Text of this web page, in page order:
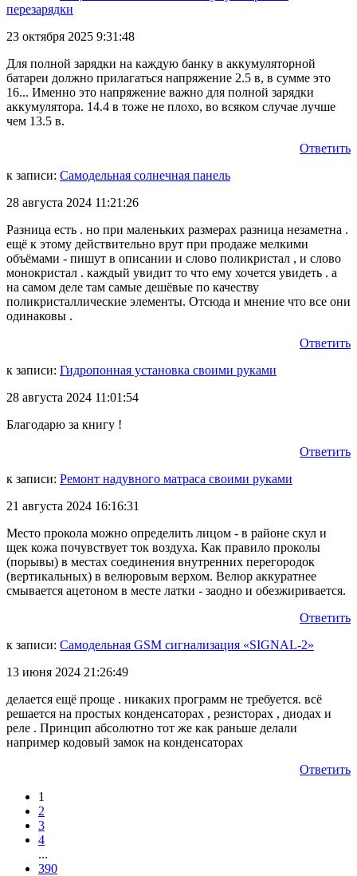
перезарядки
23 октября 2025 9:31:48
Для полной зарядки на каждую банку в аккумуляторной
батареи должно прилагаться напряжение 2.5 в, в сумме это
16... Именно это напряжение важно для полной зарядки
аккумулятора. 14.4 в тоже не плохо, во всяком случае лучше
чем 13.5 в.
Ответить
к записи: Самодельная солнечная панель
28 августа 2024 11:21:26
Разница есть . но при маленьких размерах разница незаметна .
ещё к этому действительно врут при продаже мелкими
объёмами - пишут в описании и слово поликристал , и слово
монокристал . каждый увидит то что ему хочется увидеть . а
на самом деле там самые дешёвые по качеству
поликристаллические элементы. Отсюда и мнение что все они
одинаковы .
Ответить
к записи: Гидропонная установка своими руками
28 августа 2024 11:01:54
Благодарю за книгу !
Ответить
к записи: Ремонт надувного матраса своими руками
21 августа 2024 16:16:31
Место прокола можно определить лицом - в районе скул и
щек кожа почувствует ток воздуха. Как правило проколы
(порывы) в местах соединения внутренних перегородок
(вертикальных) в велюровым верхом. Велюр аккуратнее
смывается ацетоном в месте латки - заодно и обезжиривается.
Ответить
к записи: Самодельная GSM сигнализация «SIGNAL-2»
13 июня 2024 21:26:49
делается ещё проще . никаких программ не требуется. всё
решается на простых конденсаторах , резисторах , диодах и
реле . Принцип абсолютно тот же как раньше делали
например кодовый замок на конденсаторах
Ответить
1
2
3
4
...
390